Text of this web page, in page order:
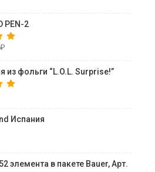
PEN-2
₽
из фольги “L.O.L. Surprise!”
Испания
элемента в пакете Bauer, Арт.